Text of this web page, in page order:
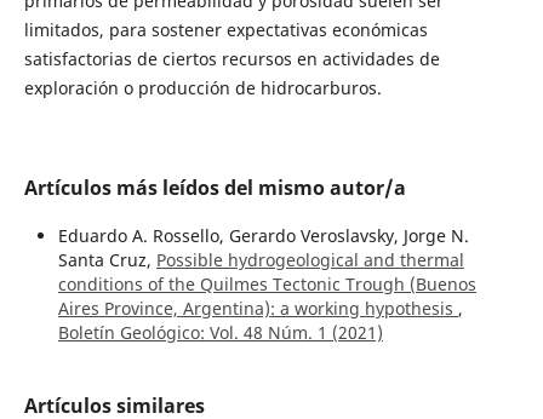
limitados, para sostener expectativas económicas
satisfactorias de ciertos recursos en actividades de
exploración o producción de hidrocarburos.
Artículos más leídos del mismo autor/a
Eduardo A. Rossello, Gerardo Veroslavsky, Jorge N.
Santa Cruz, Possible hydrogeological and thermal
conditions of the Quilmes Tectonic Trough (Buenos
Aires Province, Argentina): a working hypothesis ,
Boletín Geológico: Vol. 48 Núm. 1 (2021)
Artículos similares